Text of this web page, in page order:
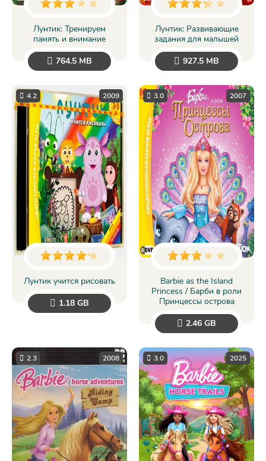
Лунтик: Тренируем
память и внимание
764.5 MB
Лунтик: Развивающие
задания для малышей
927.5 MB
4.2 2009
Лунтик учится рисовать
1.18 GB
3.0 2007
Barbie as the Island
Princess / Барби в роли
Принцессы острова
2.46 GB
2.3 2008 3.0 2025